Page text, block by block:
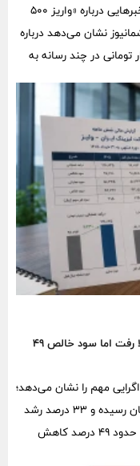
مرداد تبدیل شده است؛ به‌ویژه بعد از انتشار خبرهایی درباره «واریز ۵۰۰
نشان می‌دهد درباره
نکته مهم وجود دارد: خبر ۵۰۰ هزار تومانی در چند رسانه به
اظهارات فرشاد مهدی‌پور نسبت داده شده، در حالی که او از آبان ۱۴۰۳
نوروزپور در حال
معمای «ولیز»؛ درآمد لیزینگ ایران ۳۳ درصد بالا رفت اما سود خالص ۴۹
مهم را نشان می‌دهد؛
درآمد عملیاتی «ولیز» به حدود ۱۲۸ میلیارد تومان رسیده و ۳۳ درصد رشد
کرده، اما سود عملیاتی ۵۵ درصد و سود خالص حدود ۴۹ درصد کاهش